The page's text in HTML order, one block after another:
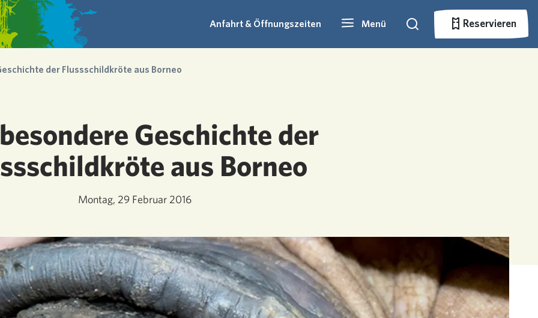
Anfahrt & Öffnungszeiten Menü Suche Reservieren
Reservieren
der Flussschildkröte aus Borneo
Geschichte der
aus Borneo
Montag, 29 Februar 2016